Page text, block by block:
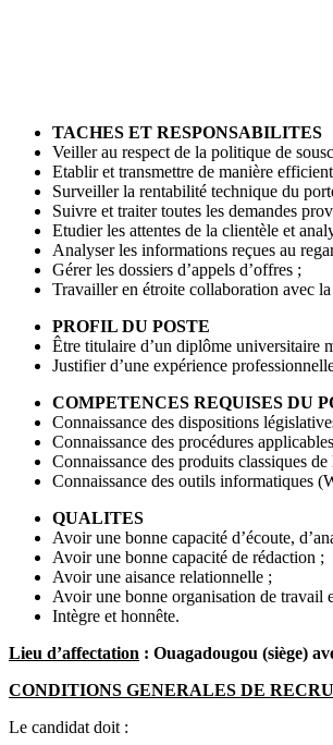
TACHES ET RESPONSABILITES
Veiller au respect de la politique de
Etablir et transmettre de manière
Surveiller la rentabilité technique du
Suivre et traiter toutes les demandes
Etudier les attentes de la clientèle et
Analyser les informations reçues au
Gérer les dossiers d’appels d’offres ;
Travailler en étroite collaboration avec
PROFIL DU POSTE
Être titulaire d’un diplôme universitaire
Justifier d’une expérience
COMPETENCES REQUISES DU
Connaissance des dispositions
Connaissance des procédures
Connaissance des produits classiques
Connaissance des outils informatiques
QUALITES
Avoir une bonne capacité d’écoute,
Avoir une bonne capacité de rédaction ;
Avoir une aisance relationnelle ;
Avoir une bonne organisation de travail
Intègre et honnête.
Lieu d’affectation : Ouagadougou (siège)
CONDITIONS GENERALES DE
Le candidat doit :